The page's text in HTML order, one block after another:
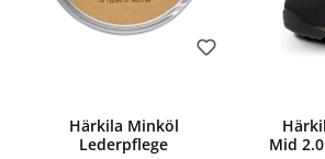
Härkila Minköl
Lederpflege
Mid